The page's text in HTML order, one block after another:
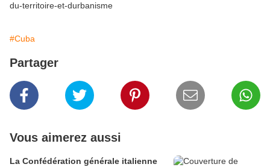
du-territoire-et-durbanisme
#Cuba
Partager
Vous aimerez aussi
La Confédération générale italienne